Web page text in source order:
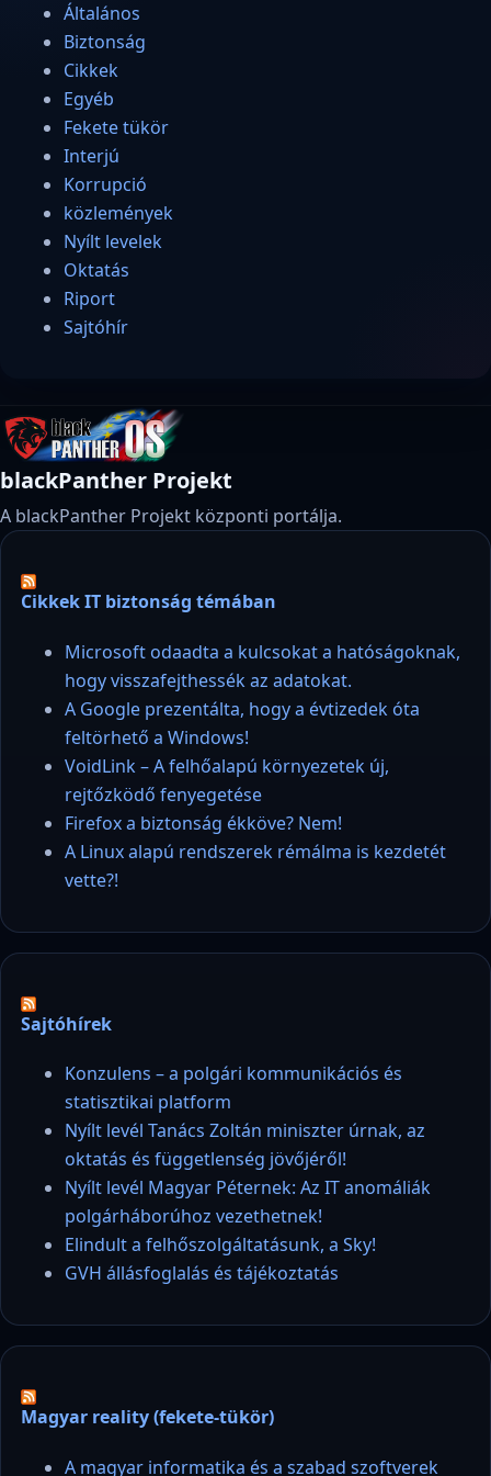
Általános
Biztonság
Cikkek
Egyéb
Fekete tükör
Interjú
Korrupció
közlemények
Nyílt levelek
Oktatás
Riport
Sajtóhír
blackPanther Projekt
A blackPanther Projekt központi portálja.
Cikkek IT biztonság témában
Microsoft odaadta a kulcsokat a hatóságoknak,
hogy visszafejthessék az adatokat.
A Google prezentálta, hogy a évtizedek óta
feltörhető a Windows!
VoidLink – A felhőalapú környezetek új,
rejtőzködő fenyegetése
Firefox a biztonság ékköve? Nem!
A Linux alapú rendszerek rémálma is kezdetét
vette?!
Sajtóhírek
Konzulens – a polgári kommunikációs és
statisztikai platform
Nyílt levél Tanács Zoltán miniszter úrnak, az
oktatás és függetlenség jövőjéről!
Nyílt levél Magyar Péternek: Az IT anomáliák
polgárháborúhoz vezethetnek!
Elindult a felhőszolgáltatásunk, a Sky!
GVH állásfoglalás és tájékoztatás
Magyar reality (fekete-tükör)
A magyar informatika és a szabad szoftverek